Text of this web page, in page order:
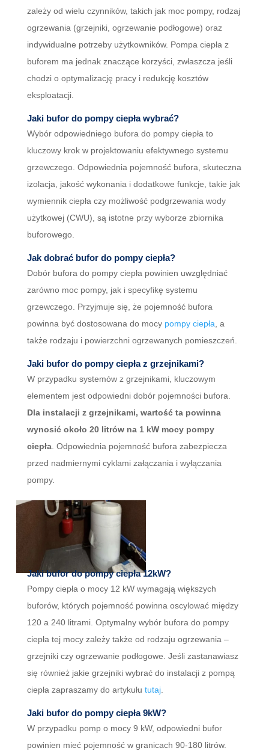
zależy od wielu czynników, takich jak moc pompy, rodzaj
ogrzewania (grzejniki, ogrzewanie podłogowe) oraz
indywidualne potrzeby użytkowników. Pompa ciepła z
buforem ma jednak znaczące korzyści, zwłaszcza jeśli
chodzi o optymalizację pracy i redukcję kosztów
eksploatacji.
Jaki bufor do pompy ciepła wybrać?
Wybór odpowiedniego bufora do pompy ciepła to
kluczowy krok w projektowaniu efektywnego systemu
grzewczego. Odpowiednia pojemność bufora, skuteczna
izolacja, jakość wykonania i dodatkowe funkcje, takie jak
wymiennik ciepła czy możliwość podgrzewania wody
użytkowej (CWU), są istotne przy wyborze zbiornika
buforowego.
Jak dobrać bufor do pompy ciepła?
Dobór bufora do pompy ciepła powinien uwzględniać
zarówno moc pompy, jak i specyfikę systemu
grzewczego. Przyjmuje się, że pojemność bufora
powinna być dostosowana do mocy pompy ciepła, a
także rodzaju i powierzchni ogrzewanych pomieszczeń.
Jaki bufor do pompy ciepła z grzejnikami?
W przypadku systemów z grzejnikami, kluczowym
elementem jest odpowiedni dobór pojemności bufora.
Dla instalacji z grzejnikami, wartość ta powinna
wynosić około 20 litrów na 1 kW mocy pompy
ciepła. Odpowiednia pojemność bufora zabezpiecza
przed nadmiernymi cyklami załączania i wyłączania
pompy.
Jaki bufor do pompy ciepła 12kW?
Pompy ciepła o mocy 12 kW wymagają większych
buforów, których pojemność powinna oscylować między
120 a 240 litrami. Optymalny wybór bufora do pompy
ciepła tej mocy zależy także od rodzaju ogrzewania –
grzejniki czy ogrzewanie podłogowe. Jeśli zastanawiasz
się również jakie grzejniki wybrać do instalacji z pompą
ciepła zapraszamy do artykułu tutaj.
Jaki bufor do pompy ciepła 9kW?
W przypadku pomp o mocy 9 kW, odpowiedni bufor
powinien mieć pojemność w granicach 90-180 litrów.